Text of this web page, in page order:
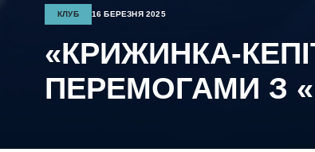
КЛУБ 16 БЕРЕЗНЯ 2025
«КРИЖИНКА-
ПЕРЕМОГАМИ З